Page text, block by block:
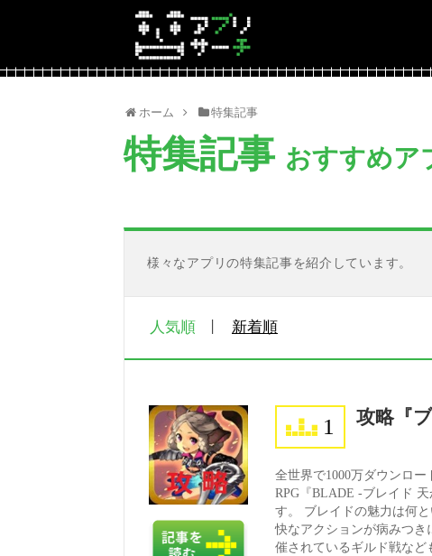
ホーム 特集記事
特集記事 おすすめア
様々なアプリの特集記事を紹介しています。
人気順 新着順
攻略『
1
全世界で1000万ダウンロ
RPG『BLADE -ブレイド
す。 ブレイドの魅力は何
快なアクションが病みつき
催されているギルド戦など